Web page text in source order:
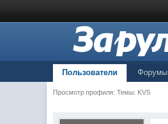
Пользователи Форумы
Просмотр профиля: Темы: KVS